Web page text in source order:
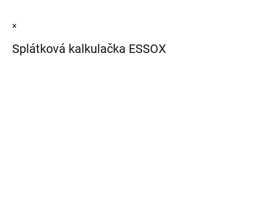
×
Splátková kalkulačka ESSOX